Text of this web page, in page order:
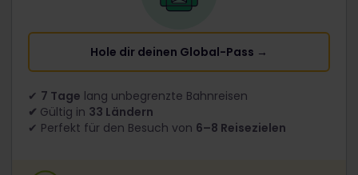
Hole dir deinen Global-Pass →
✔ 7 Tage lang unbegrenzte Bahnreisen
✔ Gültig in 33 Ländern
✔ Perfekt für den Besuch von 6–8 Reisezielen